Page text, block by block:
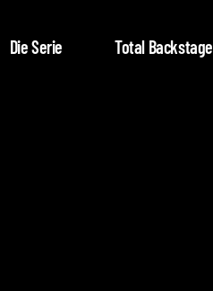
Die Serie Total Backstage